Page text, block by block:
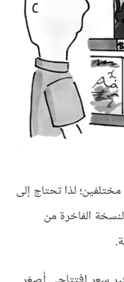
لذا تحتاج إلى
الفاخرة من